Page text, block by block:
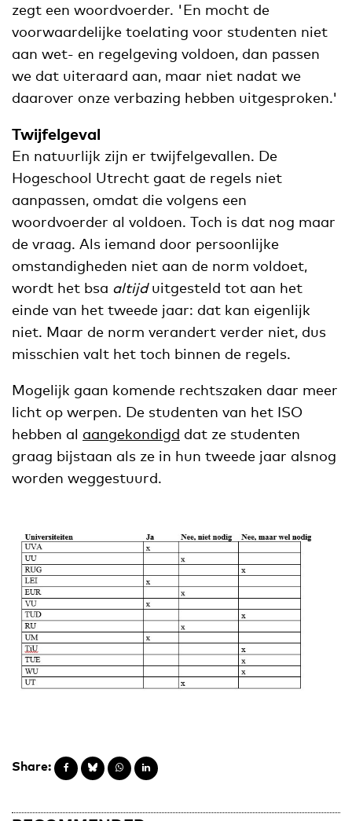
zegt een woordvoerder. 'En mocht de
voorwaardelijke toelating voor studenten niet
aan wet- en regelgeving voldoen, dan passen
we dat uiteraard aan, maar niet nadat we
daarover onze verbazing hebben uitgesproken.'
Twijfelgeval
En natuurlijk zijn er twijfelgevallen. De
Hogeschool Utrecht gaat de regels niet
aanpassen, omdat die volgens een
woordvoerder al voldoen. Toch is dat nog maar
de vraag. Als iemand door persoonlijke
omstandigheden niet aan de norm voldoet,
wordt het bsa altijduitgesteld tot aan het
einde van het tweede jaar: dat kan eigenlijk
niet. Maar de norm verandert verder niet, dus
misschien valt het toch binnen de regels.
Mogelijk gaan komende rechtszaken daar meer
licht op werpen. De studenten van het ISO
hebben al aangekondigd dat ze studenten
graag bijstaan als ze in hun tweede jaar alsnog
worden weggestuurd.
Share: